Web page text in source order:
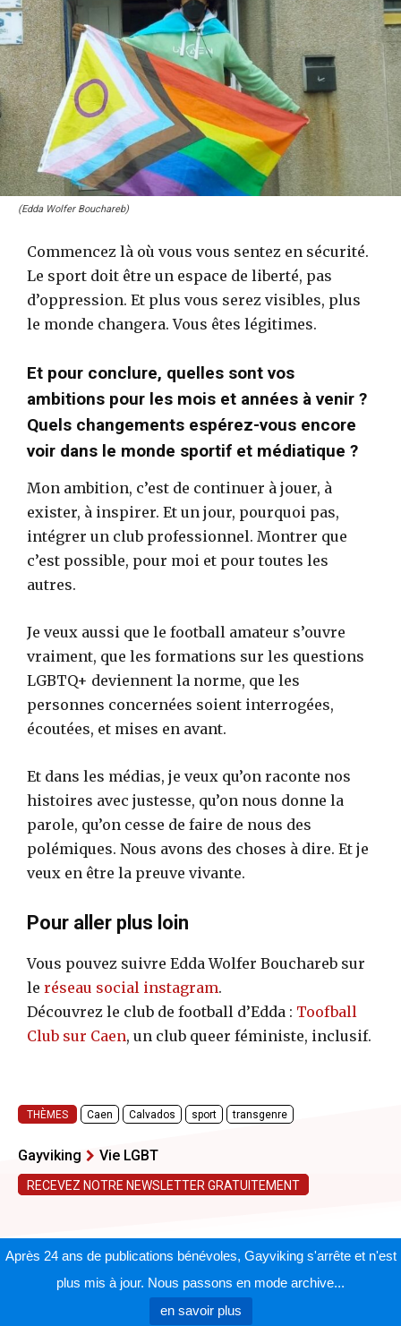
(Edda Wolfer Bouchareb)
Commencez là où vous vous sentez en sécurité.
Le sport doit être un espace de liberté, pas
d’oppression. Et plus vous serez visibles, plus
le monde changera. Vous êtes légitimes.
Et pour conclure, quelles sont vos
ambitions pour les mois et années à venir ?
Quels changements espérez-vous encore
voir dans le monde sportif et médiatique ?
Mon ambition, c’est de continuer à jouer, à
exister, à inspirer. Et un jour, pourquoi pas,
intégrer un club professionnel. Montrer que
c’est possible, pour moi et pour toutes les
autres.
Je veux aussi que le football amateur s’ouvre
vraiment, que les formations sur les questions
LGBTQ+ deviennent la norme, que les
personnes concernées soient interrogées,
écoutées, et mises en avant.
Et dans les médias, je veux qu’on raconte nos
histoires avec justesse, qu’on nous donne la
parole, qu’on cesse de faire de nous des
polémiques. Nous avons des choses à dire. Et je
veux en être la preuve vivante.
Pour aller plus loin
Vous pouvez suivre Edda Wolfer Bouchareb sur
le réseau social instagram.
Découvrez le club de football d’Edda : Toofball
Club sur Caen, un club queer féministe, inclusif.
THÈMES Caen Calvados sport transgenre
Gayviking Vie LGBT
RECEVEZ NOTRE NEWSLETTER GRATUITEMENT